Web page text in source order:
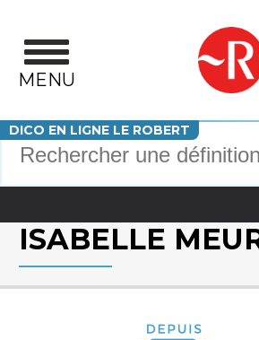
MENU
DICO EN LIGNE LE ROBERT
Votre recherche
ISABELLE